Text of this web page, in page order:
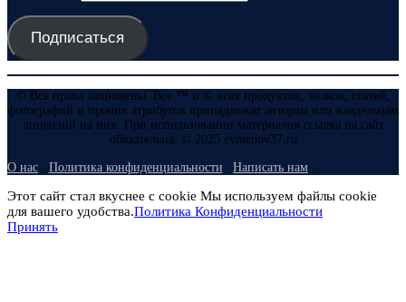
Подписаться
© Все права защищены. Все ™ и © всех продуктов, знаков, статей,
фотографий и прочих атрибутов принадлежат авторам или владельцам
лицензий на них. При использовании материалов ссылка на сайт
обязательна. © 2025 evmenov37.ru
О нас Политика конфиденциальности Написать нам
Этот сайт стал вкуснее с cookie Мы используем файлы cookie
для вашего удобства.Политика Конфиденциальности
Принять